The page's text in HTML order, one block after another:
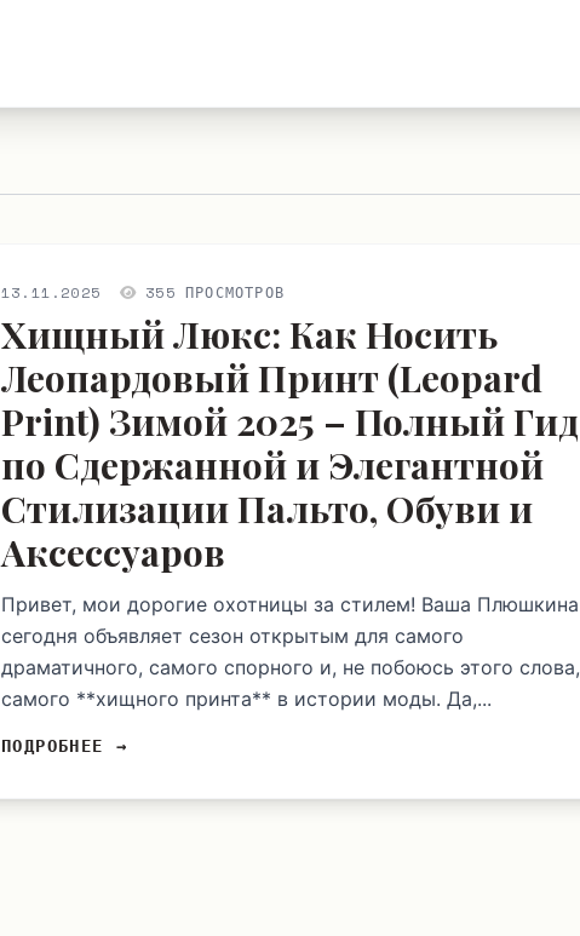
13.11.2025 355 ПРОСМОТРОВ
Хищный Люкс: Как Носить
Леопардовый Принт (Leopard
Print) Зимой 2025 – Полный Гид
по Сдержанной и Элегантной
Стилизации Пальто, Обуви и
Аксессуаров
Привет, мои дорогие охотницы за стилем! Ваша Плюшкина
сегодня объявляет сезон открытым для самого
драматичного, самого спорного и, не побоюсь этого слова,
самого **хищного принта** в истории моды. Да,...
ПОДРОБНЕЕ →